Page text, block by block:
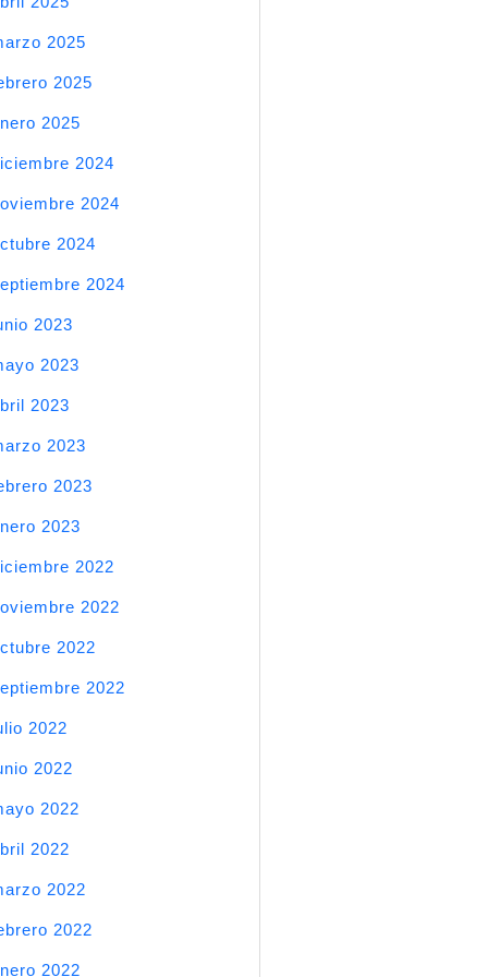
2025
2025
2025
2024
2024
2024
2024
2023
2023
2023
2023
2023
2023
2022
2022
2022
2022
2022
2022
2022
2022
2022
2022
2022